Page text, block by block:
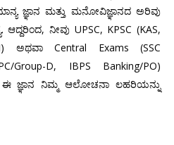
ಜ್ಞಾನ ಮತ್ತು ಮನೋವಿಜ್ಞಾನದ ಅರಿವು
ನೀವು UPSC, KPSC (KAS,
ಅಥವಾ Central Exams (SSC
Group-D, IBPS Banking/PO)
ಈ ಜ್ಞಾನ ನಿಮ್ಮ ಆಲೋಚನಾ ಲಹರಿಯನ್ನು